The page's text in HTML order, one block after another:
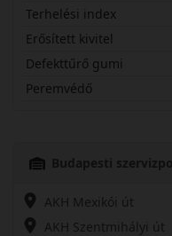
Terhelési index
Erősített kivitel
Defekttűrő gumi
Peremvédő
Budapesti
AKH Mexikói út
AKH Szentmihályi út